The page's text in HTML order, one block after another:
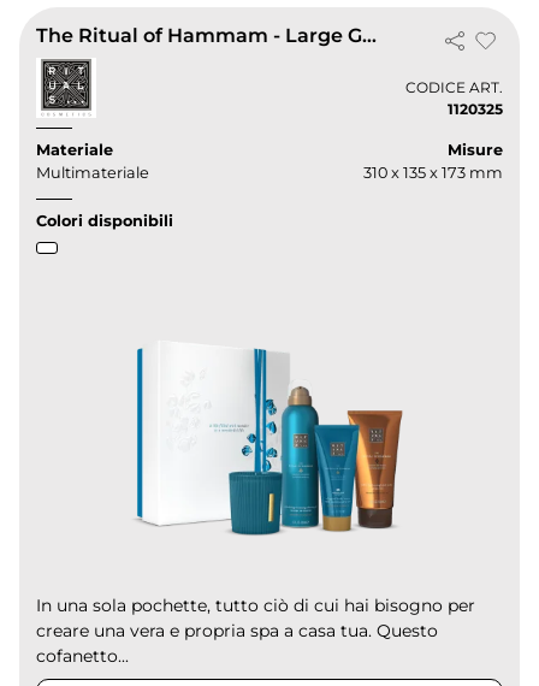
The Ritual of Hammam - Large Gift Set 2025
CODICE ART.
1120325
Materiale
Multimateriale
Misure
310 x 135 x 173 mm
Colori disponibili
In una sola pochette, tutto ciò di cui hai bisogno per
creare una vera e propria spa a casa tua. Questo
cofanetto...